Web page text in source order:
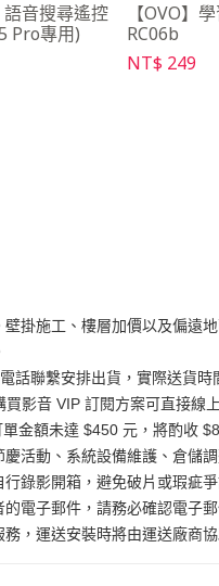
語音搜尋遙控
Pro專用)
【OVO】
RC06b
NT$ 249
掛施工、樓層加價以及偏遠
話聯繫安排出貨，實際送貨
影音 VIP 訂閱方案可直接線
金額未達 $450 元，將酌收
活動、系統設備維護、倉儲
錄影開箱，避免破片或瑕疵爭
電子郵件，請務必確認電子郵
，運送安裝時將由運送廠商